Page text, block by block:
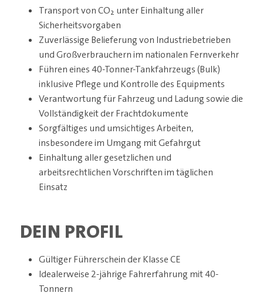
Transport von CO₂ unter Einhaltung aller
Sicherheitsvorgaben
Zuverlässige Belieferung von Industriebetrieben
und Großverbrauchern im nationalen Fernverkehr
Führen eines 40-Tonner-Tankfahrzeugs (Bulk)
inklusive Pflege und Kontrolle des Equipments
Verantwortung für Fahrzeug und Ladung sowie die
Vollständigkeit der Frachtdokumente
Sorgfältiges und umsichtiges Arbeiten,
insbesondere im Umgang mit Gefahrgut
Einhaltung aller gesetzlichen und
arbeitsrechtlichen Vorschriften im täglichen
Einsatz
DEIN PROFIL
Gültiger Führerschein der Klasse CE
Idealerweise 2-jährige Fahrerfahrung mit 40-
Tonnern